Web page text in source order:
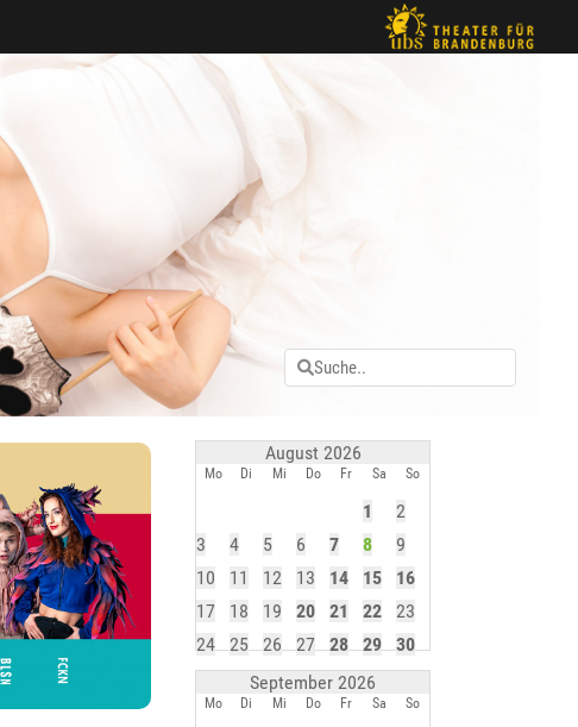
August 2026
Mo Di Mi Do Fr Sa So
1
2
3
4 5 6 7 8
9
10
11 12 13 14 15
16
17
18 19 20 21 22
23
24
25 26 27 28 29
30
September 2026
Mo Di Mi Do Fr Sa So